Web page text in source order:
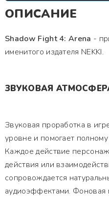
ОПИСАНИЕ
Shadow Fight 4: Arena -
именитого издателя NEKKI.
ЗВУКОВАЯ
Звуковая проработка в
уровне и помогает
Каждое действие
действия или
сопровождается
аудиоэффектами. Фоновая